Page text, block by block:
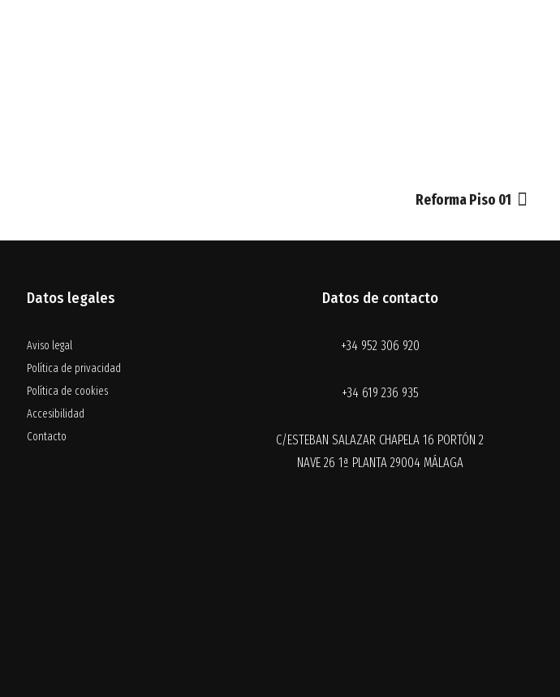
Reforma Piso 01
Datos legales
Aviso legal
Política de privacidad
Política de cookies
Accesibilidad
Contacto
Datos de contacto
+34 952 306 920
+34 619 236 935
C/ESTEBAN SALAZAR CHAPELA 16 PORTÓN 2
NAVE 26 1ª PLANTA 29004 MÁLAGA